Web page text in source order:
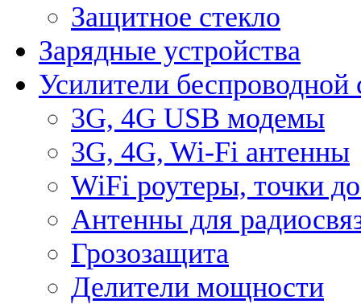
Защитное стекло
Зарядные устройства
Усилители беспроводной
3G, 4G USB модемы
3G, 4G, Wi-Fi антенны
WiFi роутеры, точки
Антенны для
Грозозащита
Делители мощности